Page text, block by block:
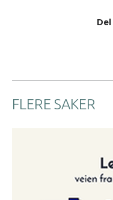
FLERE SAKER